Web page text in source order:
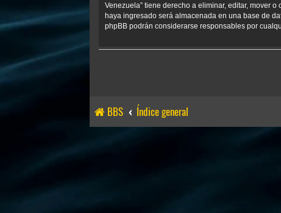
Venezuela” tiene derecho a eliminar, editar, mover
haya ingresado será almacenada en una base de
phpBB podrán considerarse responsables por
BBS Índice general